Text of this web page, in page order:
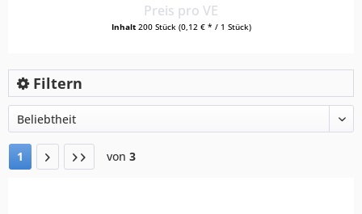
Preis pro VE
Inhalt 200 Stück (0,12 € * / 1 Stück)
Filtern
1 von 3